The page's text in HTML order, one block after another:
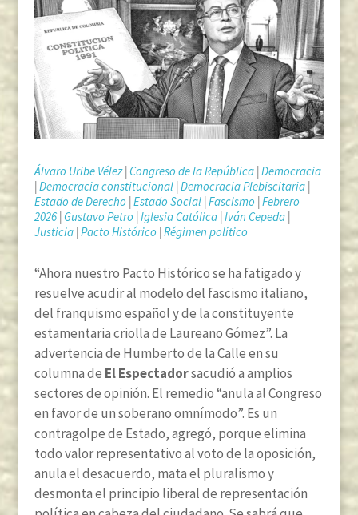
Álvaro Uribe Vélez|Congreso de la República|Democracia
|Democracia constitucional|Democracia Plebiscitaria|
Estado de Derecho |Estado Social|Fascismo |Febrero
2026|Gustavo Petro |Iglesia Católica|Iván Cepeda|
Justicia|Pacto Histórico |Régimen político
“Ahora nuestro Pacto Histórico se ha fatigado y
resuelve acudir al modelo del fascismo italiano,
del franquismo español y de la constituyente
estamentariacriolla de Laureano Gómez”. La
advertencia de Humberto de la Calle en su
columna de El Espectadorsacudió a amplios
sectores de opinión. El remedio “anula al Congreso
en favor de un soberano omnímodo”. Es un
contragolpe de Estado, agregó, porque elimina
todo valor representativo al voto de la oposición,
anula el desacuerdo, mata el pluralismo y
desmonta el principio liberal de representación